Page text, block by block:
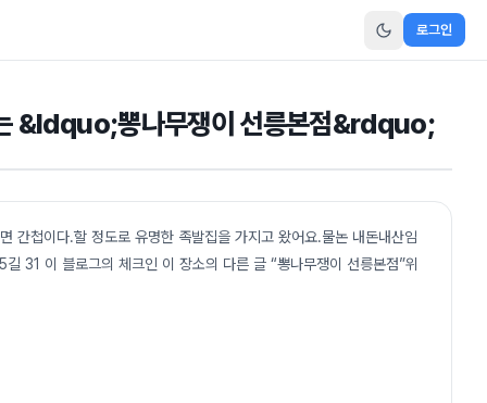
로그인
&ldquo;뽕나무쟁이 선릉본점&rdquo;
간첩이다.할 정도로 유명한 족발집을 가지고 왔어요.물논 내돈내산임
31 이 블로그의 체크인 이 장소의 다른 글 “뽕나무쟁이 선릉본점”위